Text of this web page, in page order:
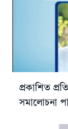
প্রকাশিত
সমালোচনা